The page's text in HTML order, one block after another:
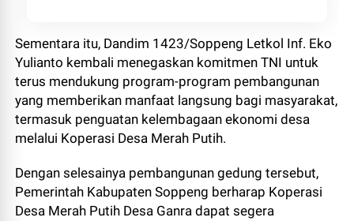
Sementara itu, Dandim 1423/Soppeng Letkol Inf. Eko
Yulianto kembali menegaskan komitmen TNI untuk
terus mendukung program-program pembangunan
yang memberikan manfaat langsung bagi masyarakat,
termasuk penguatan kelembagaan ekonomi desa
melalui Koperasi Desa Merah Putih.
Dengan selesainya pembangunan gedung tersebut,
Pemerintah Kabupaten Soppeng berharap Koperasi
Desa Merah Putih Desa Ganra dapat segera